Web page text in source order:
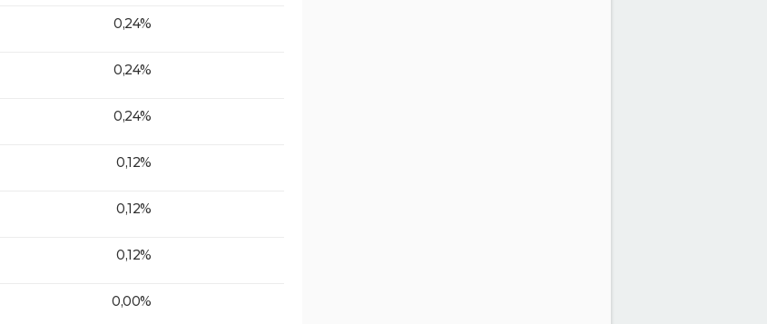
0,24%
0,24%
0,24%
0,12%
0,12%
0,12%
0,00%